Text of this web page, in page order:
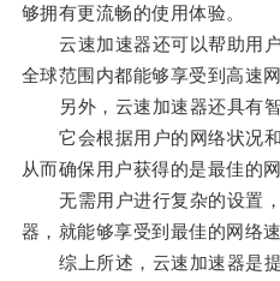
够拥有更流畅的使用体验。
云速加速器还可以帮助用户
全球范围内都能够享受到高速网
另外，云速加速器还具有智
它会根据用户的网络状况和
从而确保用户获得的是最佳的网
无需用户进行复杂的设置，
器，就能够享受到最佳的网络速
综上所述，云速加速器是提